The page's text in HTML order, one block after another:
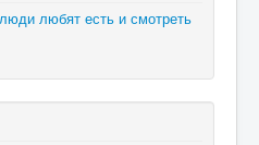
любят есть и смотреть